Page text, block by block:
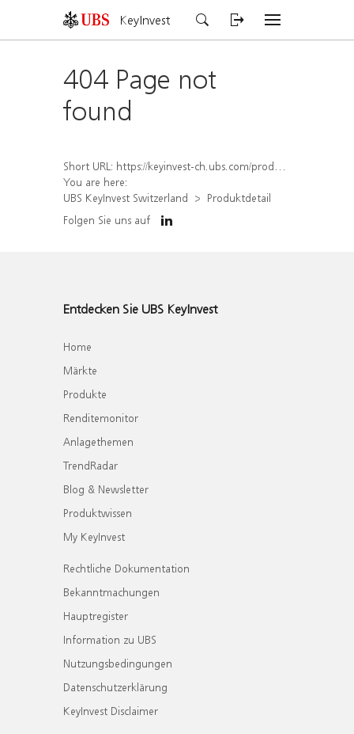
KeyInvest
404 Page not
found
Short URL: https://keyinvest-ch.ubs.com/produkt/detail/index/isin/CH1579757472
You are here:
UBS KeyInvest Switzerland
Produktdetail
Folgen Sie uns auf
Entdecken Sie UBS KeyInvest
Home
Märkte
Produkte
Renditemonitor
Anlagethemen
TrendRadar
Blog & Newsletter
Produktwissen
My KeyInvest
Rechtliche Dokumentation
Bekanntmachungen
Hauptregister
Information zu UBS
Nutzungsbedingungen
Datenschutzerklärung
KeyInvest Disclaimer